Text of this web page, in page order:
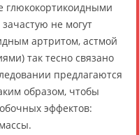
глюкокортикоидными
не могут
артритом, астмой
так тесно связано
предлагаются
образом, чтобы
эффектов: